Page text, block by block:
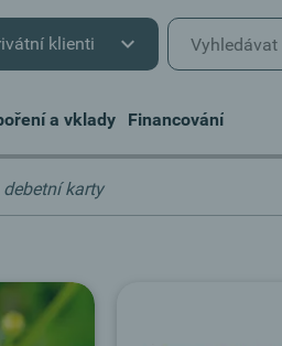
klienti
a vklady Financování
karty